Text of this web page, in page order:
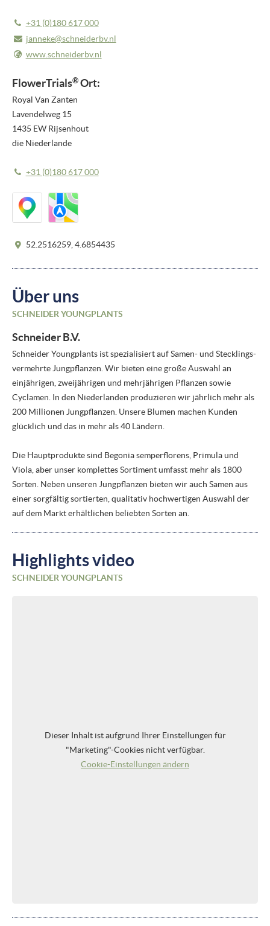
ÜBER UNS
KONTAKT
+31 (0)180 617 000
janneke@schneiderbv.nl
www.schneiderbv.nl
FlowerTrials® Ort:
Royal Van Zanten
Lavendelweg 15
1435 EW Rijsenhout
die Niederlande
+31 (0)180 617 000
52.2516259, 4.6854435
Über uns
SCHNEIDER YOUNGPLANTS
Schneider B.V.
Schneider Youngplants ist spezialisiert auf Samen- und Stecklings-
vermehrte Jungpflanzen. Wir bieten eine große Auswahl an
einjährigen, zweijährigen und mehrjährigen Pflanzen sowie
Cyclamen. In den Niederlanden produzieren wir jährlich mehr als
200 Millionen Jungpflanzen. Unsere Blumen machen Kunden
glücklich und das in mehr als 40 Ländern.
Die Hauptprodukte sind Begonia semperflorens, Primula und
Viola, aber unser komplettes Sortiment umfasst mehr als 1800
Sorten. Neben unseren Jungpflanzen bieten wir auch Samen aus
einer sorgfältig sortierten, qualitativ hochwertigen Auswahl der
auf dem Markt erhältlichen beliebten Sorten an.
Highlights video
SCHNEIDER YOUNGPLANTS
Dieser Inhalt ist aufgrund Ihrer Einstellungen für
"Marketing"-Cookies nicht verfügbar.
Cookie-Einstellungen ändern